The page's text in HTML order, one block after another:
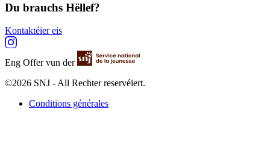
Du brauchs Hëllef?
Kontaktéier eis
Eng Offer vun der
©2026 SNJ - All Rechter reservéiert.
Conditions générales